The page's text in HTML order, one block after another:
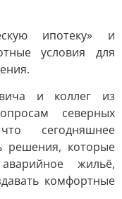
ипотеку» и
условия для
и коллег из
северных
сегодняшнее
решения, которые
жильё,
комфортные